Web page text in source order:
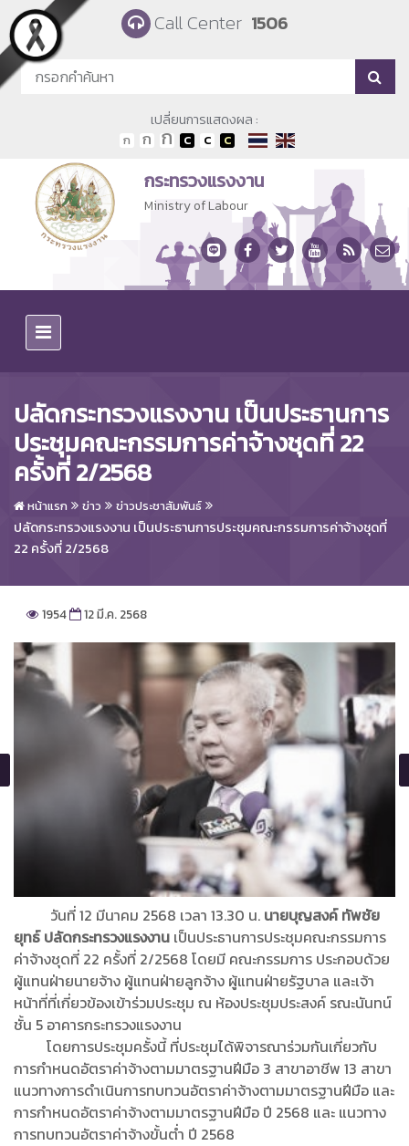
Skip to main content Call Center 1506
เปลี่ยนการแสดงผล :
กระทรวงแรงงาน
Ministry of Labour
ปลัดกระทรวงแรงงาน เป็นประธานการ
ประชุมคณะกรรมการค่าจ้างชุดที่ 22
ครั้งที่ 2/2568
หน้าแรก ข่าว ข่าวประชาสัมพันธ์
ปลัดกระทรวงแรงงาน เป็นประธานการประชุมคณะกรรมการค่าจ้างชุดที่
22 ครั้งที่ 2/2568
1954 12 มี.ค. 2568
วันที่ 12 มีนาคม 2568 เวลา 13.30 น. นายบุญสงค์ ทัพชัย
ยุทธ์ ปลัดกระทรวงแรงงาน เป็นประธานการประชุมคณะกรรมการ
ค่าจ้างชุดที่ 22 ครั้งที่ 2/2568 โดยมี คณะกรรมการ ประกอบด้วย
ผู้แทนฝ่ายนายจ้าง ผู้แทนฝ่ายลูกจ้าง ผู้แทนฝ่ายรัฐบาล และเจ้า
หน้าที่ที่เกี่ยวข้องเข้าร่วมประชุม ณ ห้องประชุมประสงค์ รณะนันทน์
ชั้น 5 อาคารกระทรวงแรงงาน
โดยการประชุมครั้งนี้ ที่ประชุมได้พิจารณาร่วมกันเกี่ยวกับ
การกำหนดอัตราค่าจ้างตามมาตรฐานฝีมือ 3 สาขาอาชีพ 13 สาขา
แนวทางการดำเนินการทบทวนอัตราค่าจ้างตามมาตรฐานฝีมือ และ
การกำหนดอัตราค่าจ้างตามมาตรฐานฝีมือ ปี 2568 และ แนวทาง
การทบทวนอัตราค่าจ้างขั้นต่ำ ปี 2568